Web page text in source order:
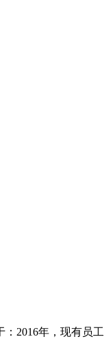
2016年，现有员工